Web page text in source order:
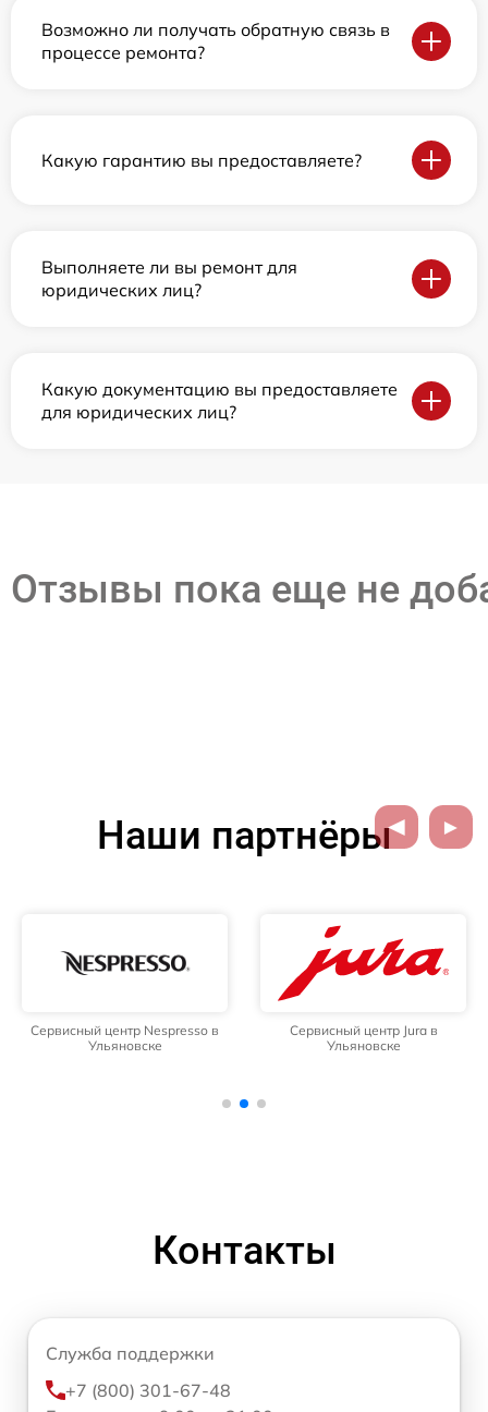
Возможно ли получать обратную связь в
процессе ремонта?
Какую гарантию вы предоставляете?
Выполняете ли вы ремонт для
юридических лиц?
Какую документацию вы предоставляете
для юридических лиц?
Отзывы пока еще не
Наши партнёры
Сервисный центр Nespresso в
Ульяновске
Сервисный центр Jura в
Ульяновске
Контакты
Служба поддержки
+7 (800) 301-67-48